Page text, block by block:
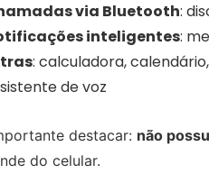
via Bluetooth:
inteligentes:
: calculadora,
de voz
destacar: não
do celular.